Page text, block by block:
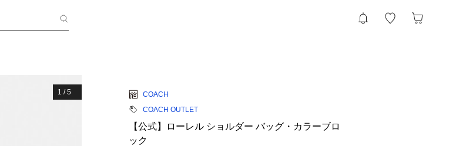
1 /5
COACH
COACH OUTLET
【公式】ローレル ショルダー バッグ・カラーブロ
ック